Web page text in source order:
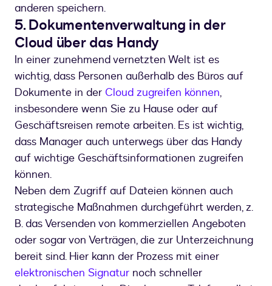
anderen speichern.
5. Dokumentenverwaltung in der
Cloud über das Handy
In einer zunehmend vernetzten Welt ist es
wichtig, dass Personen außerhalb des Büros auf
Dokumente in der Cloud zugreifen können,
insbesondere wenn Sie zu Hause oder auf
Geschäftsreisen remote arbeiten. Es ist wichtig,
dass Manager auch unterwegs über das Handy
auf wichtige Geschäftsinformationen zugreifen
können.
Neben dem Zugriff auf Dateien können auch
strategische Maßnahmen durchgeführt werden, z.
B. das Versenden von kommerziellen Angeboten
oder sogar von Verträgen, die zur Unterzeichnung
bereit sind. Hier kann der Prozess mit einer
elektronischen Signatur noch schneller